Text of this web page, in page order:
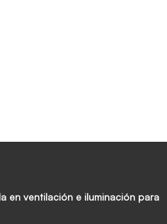
en ventilación e iluminación para